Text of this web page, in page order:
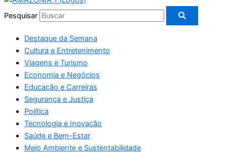
Pesquisar
Destaque da Semana
Cultura e Entretenimento
Viagens e Turismo
Economia e Negócios
Educação e Carreiras
Segurança e Justiça
Política
Tecnologia e Inovação
Saúde e Bem-Estar
Meio Ambiente e Sustentabilidade